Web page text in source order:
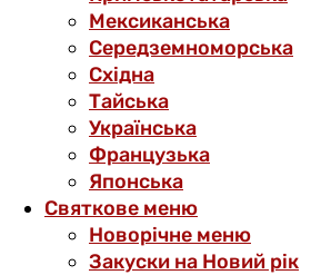
Мексиканська
Середземноморська
Східна
Тайська
Українська
Французька
Японська
Святкове меню
Новорічне меню
Закуски на Новий рік